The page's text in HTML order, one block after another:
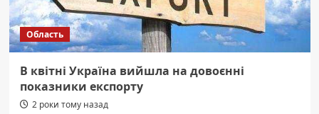
—
Новини
Черкас
за
Область
В квітні Україна вийшла на довоєнні
показники експорту
2 роки тому назад